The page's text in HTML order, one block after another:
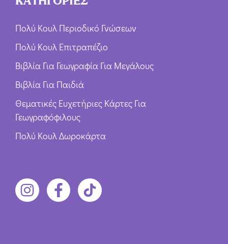
Πολύ Κουλ Περιοδικό Γνώσεων
Πολύ Κουλ Επιτραπέζιο
Βιβλία Για Γεωγραφία Για Μεγάλους
Βιβλία Για Παιδιά
Θεματικές Ευχετήριες Κάρτες Για
Γεωγραφόφιλους
Πολύ Κουλ Δωροκάρτα